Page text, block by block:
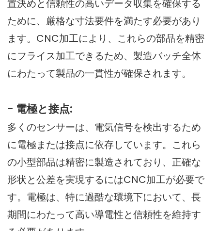
置決めと信頼性の高いデータ収集を確保する
ために、厳格な寸法要件を満たす必要があり
ます。CNC加工により、これらの部品を精密
にフライス加工できるため、製造バッチ全体
にわたって製品の一貫性が確保されます。
- 電極と接点:
多くのセンサーは、電気信号を検出するため
に電極または接点に依存しています。これら
の小型部品は精密に製造されており、正確な
形状と公差を実現するにはCNC加工が必要で
す。電極は、特に過酷な環境下において、長
期間にわたって高い導電性と信頼性を維持す